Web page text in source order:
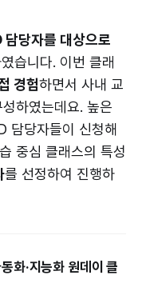
담당자를 대상으로
습니다. 이번 클래
경험하면서 사내 교
하였는데요. 높은
담당자들이 신청해
중심 클래스의 특성
를 선정하여 진행하
화·지능화 원데이 클